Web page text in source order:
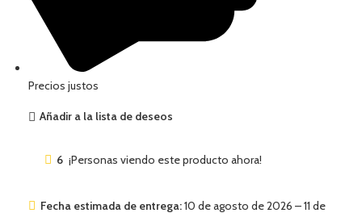
Precios justos
Añadir a la lista de deseos
6 ¡Personas viendo este producto ahora!
Fecha estimada de entrega:10 de agosto de 2026 – 11 de